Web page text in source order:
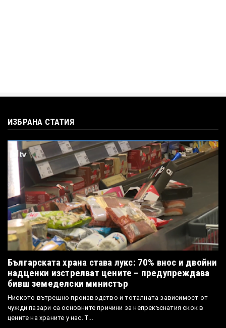
ИЗБРАНА СТАТИЯ
Българската храна става лукс: 70% внос и двойни
надценки изстрелват цените – предупреждава
бивш земеделски министър
Ниското вътрешно производство и тоталната зависимост от
чужди пазари са основните причини за непрекъснатия скок в
цените на храните у нас. Т...